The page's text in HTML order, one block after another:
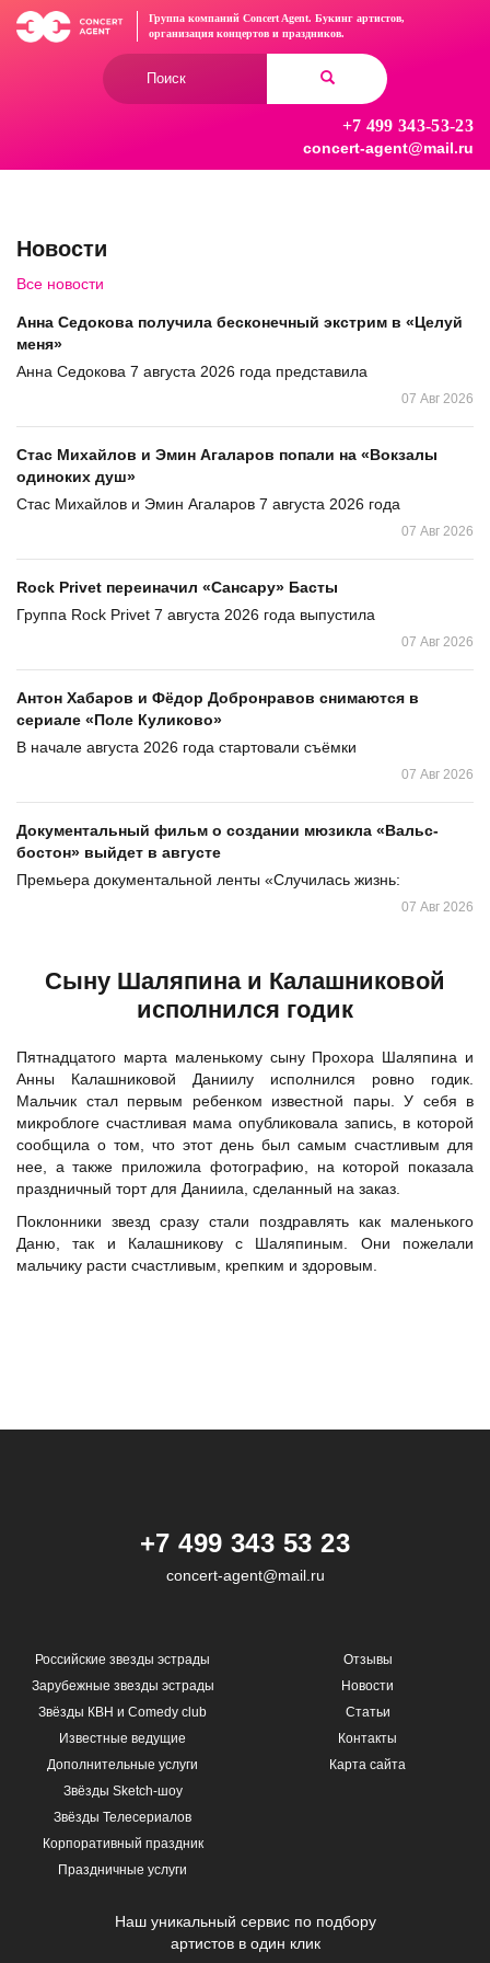
Перейти
Группа компаний Concert Agent. Букинг артистов,
организация концертов и праздников.
+7 499 343-53-23
concert-agent@mail.ru
Новости
Все новости
Анна Седокова получила бесконечный экстрим в «Целуй
меня»
Анна Седокова 7 августа 2026 года представила
07 Авг 2026
Стас Михайлов и Эмин Агаларов попали на «Вокзалы
одиноких душ»
Стас Михайлов и Эмин Агаларов 7 августа 2026 года
07 Авг 2026
Rock Privet переиначил «Сансару» Басты
Группа Rock Privet 7 августа 2026 года выпустила
07 Авг 2026
Антон Хабаров и Фёдор Добронравов снимаются в
сериале «Поле Куликово»
В начале августа 2026 года стартовали съёмки
07 Авг 2026
Документальный фильм о создании мюзикла «Вальс-
бостон» выйдет в августе
Премьера документальной ленты «Случилась жизнь:
07 Авг 2026
Сыну Шаляпина и Калашниковой
исполнился годик
Пятнадцатого марта маленькому сыну Прохора Шаляпина и
Анны Калашниковой Даниилу исполнился ровно годик.
Мальчик стал первым ребенком известной пары. У себя в
микроблоге счастливая мама опубликовала запись, в которой
сообщила о том, что этот день был самым счастливым для
нее, а также приложила фотографию, на которой показала
праздничный торт для Даниила, сделанный на заказ.
Поклонники звезд сразу стали поздравлять как маленького
Даню, так и Калашникову с Шаляпиным. Они пожелали
мальчику расти счастливым, крепким и здоровым.
+7 499 343 53 23
concert-agent@mail.ru
Российские звезды эстрады
Зарубежные звезды эстрады
Звёзды КВН и Comedy club
Известные ведущие
Дополнительные услуги
Звёзды Sketch-шоу
Звёзды Телесериалов
Корпоративный праздник
Праздничные услуги
Отзывы
Новости
Статьи
Контакты
Карта сайта
Наш уникальный сервис по подбору
артистов в один клик